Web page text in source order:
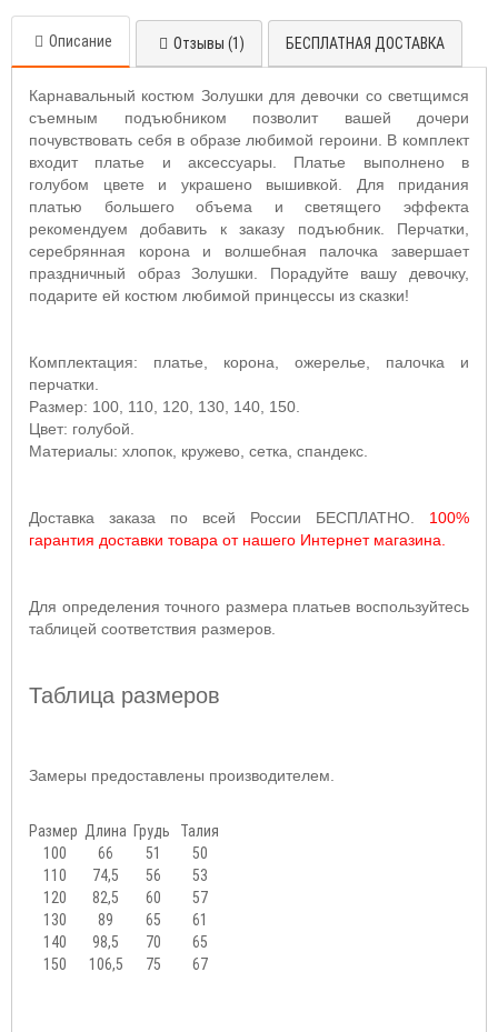
Описание Отзывы (1) БЕСПЛАТНАЯ ДОСТАВКА
Карнавальный костюм Золушки для девочки со светщимся
съемным подъюбником позволит вашей дочери
почувствовать себя в образе любимой героини. В комплект
входит платье и аксессуары. Платье выполнено в
голубом цвете и украшено вышивкой. Для придания
платью большего объема и светящего эффекта
рекомендуем добавить к заказу подъюбник. Перчатки,
серебрянная корона и волшебная палочка завершает
праздничный образ Золушки. Порадуйте вашу девочку,
подарите ей костюм любимой принцессы из сказки!
Комплектация: платье, корона, ожерелье, палочка и
перчатки.
Размер: 100, 110, 120, 130, 140, 150.
Цвет: голубой.
Материалы: хлопок, кружево, сетка, спандекс.
Доставка заказа по всей России БЕСПЛАТНО. 100%
гарантия доставки товара от нашего Интернет магазина.
Для определения точного размера платьев воспользуйтесь
таблицей соответствия размеров.
Таблица размеров
Замеры предоставлены производителем.
Размер Длина Грудь
Талия
100
66 51
50
110
74,5 56
53
120
82,5 60
57
130
89 65
61
140
98,5 70
65
150
106,5 75 67